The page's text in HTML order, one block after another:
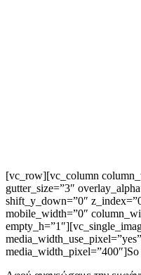
[vc_row][vc_column
gutter_size=”3″
shift_y_down=”0″
mobile_width=”0″